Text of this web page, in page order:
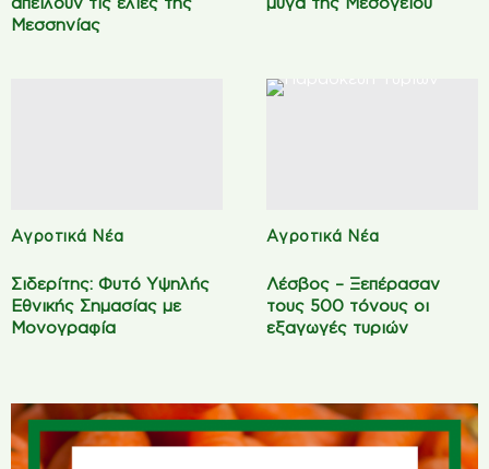
Μεσσηνίας
Αγροτικά Νέα
Σιδερίτης: Φυτό Υψηλής
Εθνικής Σημασίας με
Μονογραφία
Αγροτικά Νέα
Λέσβος – Ξεπέρασαν
τους 500 τόνους οι
εξαγωγές τυριών